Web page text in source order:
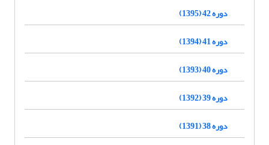
دوره 42 (1395)
دوره 41 (1394)
دوره 40 (1393)
دوره 39 (1392)
دوره 38 (1391)